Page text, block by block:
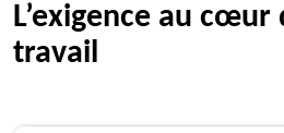
L’exigence au
travail